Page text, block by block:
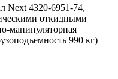
Next 4320-6951-74,
откидными
манипуляторная
990 кг)